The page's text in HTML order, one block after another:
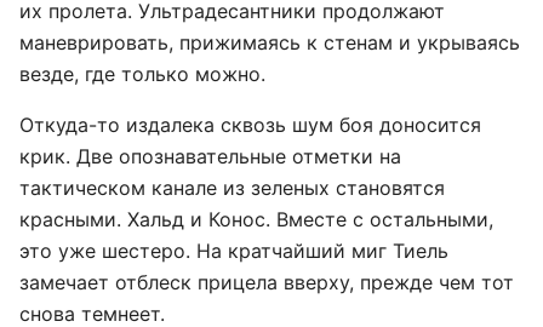
их пролета. Ультрадесантники продолжают
маневрировать, прижимаясь к стенам и укрываясь
везде, где только можно.
Откуда-то издалека сквозь шум боя доносится
крик. Две опознавательные отметки на
тактическом канале из зеленых становятся
красными. Хальд и Конос. Вместе с остальными,
это уже шестеро. На кратчайший миг Тиель
замечает отблеск прицела вверху, прежде чем тот
снова темнеет.